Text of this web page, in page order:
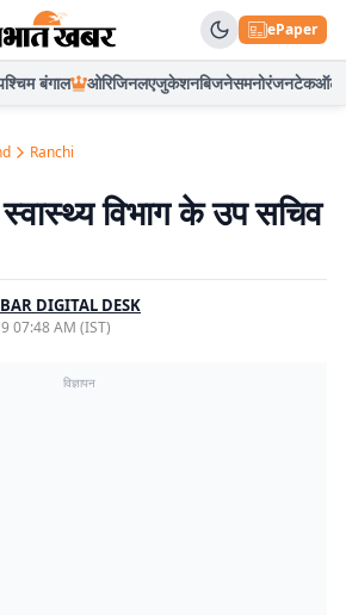
ePaper
बंगाल ओरिजिनलएजुकेशनबिजनेसमनोरंजनटेकऑटो
Ranchi
विभाग के उप सचिव
DIGITAL DESK
07:48 AM (IST)
विज्ञापन